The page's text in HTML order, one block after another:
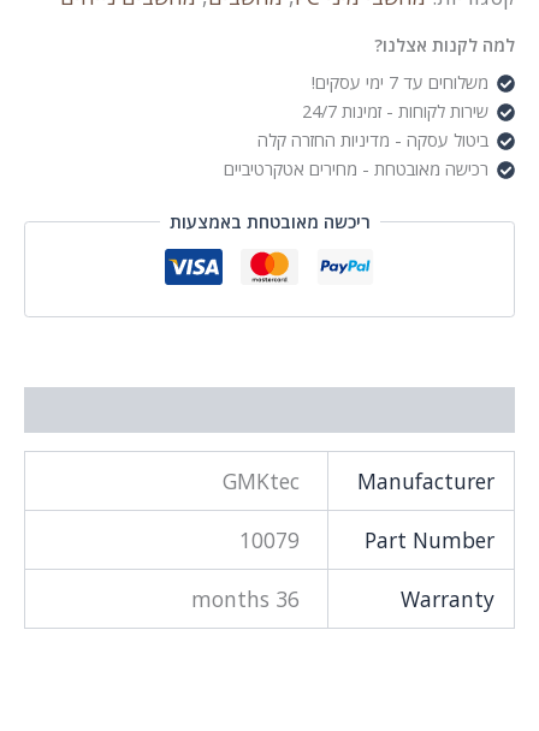
6650H/16GB/512GB/
אצלנו?
עד 7 ימי עסקים!
לקוחות - זמינות 24/7
עסקה - מדיניות החזרה קלה
מאובטחת - מחירים אטקרטיביים
ריכשה מאובטחת באמצעות
GMKtec
Part
10079